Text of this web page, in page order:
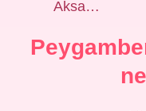
Aksa…